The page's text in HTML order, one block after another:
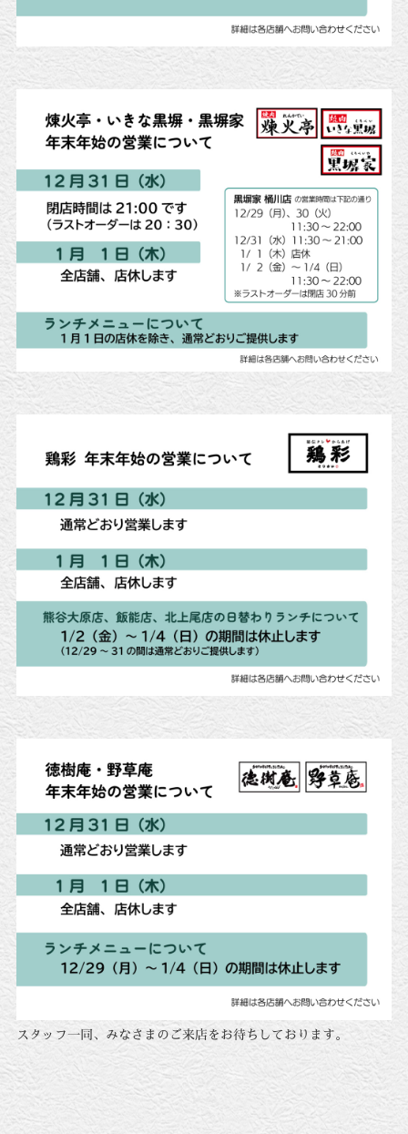
スタッフ一同、みなさまのご来店をお待ちしております。